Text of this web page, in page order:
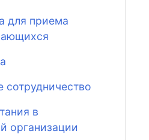
для приема
в
организации